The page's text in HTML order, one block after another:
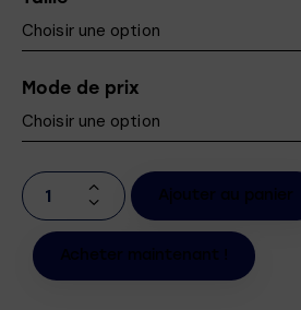
Mode de prix
Ajouter au panier
Acheter maintenant !